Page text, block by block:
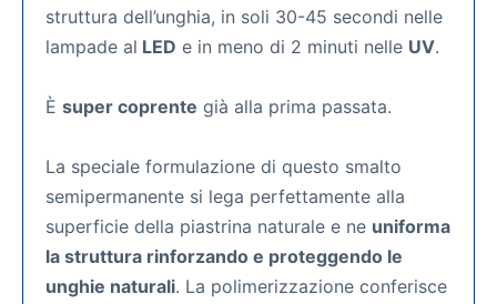
struttura dell’unghia, in soli 30-45 secondi nelle
lampade al LED e in meno di 2 minuti nelle UV.
È super coprente già alla prima passata.
La speciale formulazione di questo smalto
semipermanente si lega perfettamente alla
superficie della piastrina naturale e ne uniforma
la struttura rinforzando e proteggendo le
unghie naturali. La polimerizzazione conferisce